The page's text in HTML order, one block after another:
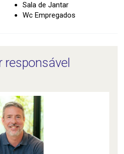
Sala de Jantar
Wc Empregados
responsável